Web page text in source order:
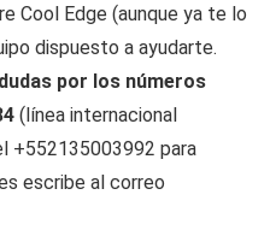
Cool Edge (aunque ya te lo
dispuesto a ayudarte.
por los números
(línea internacional
+552135003992 para
escribe al correo